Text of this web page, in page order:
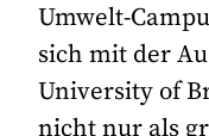
Umwelt-
sich mit der
University of
nicht nur als